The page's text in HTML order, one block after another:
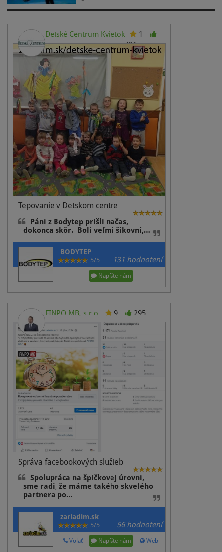
Detské Centrum Kvietok
1
436
Tepovanie v Detskom centre
Páni z Bodytep prišli načas,
dokonca skôr. Boli veľmi šikovní,…
BODYTEP
5/5 131 hodnotení
Napíšte nám
FINPO MB, s.r.o. 9 295
Správa facebookových služieb
Spolupráca na špičkovej úrovni,
sme radi, že máme takého skvelého
partnera po…
zariadim.sk
5/5 56 hodnotení
Volať Napíšte nám Web